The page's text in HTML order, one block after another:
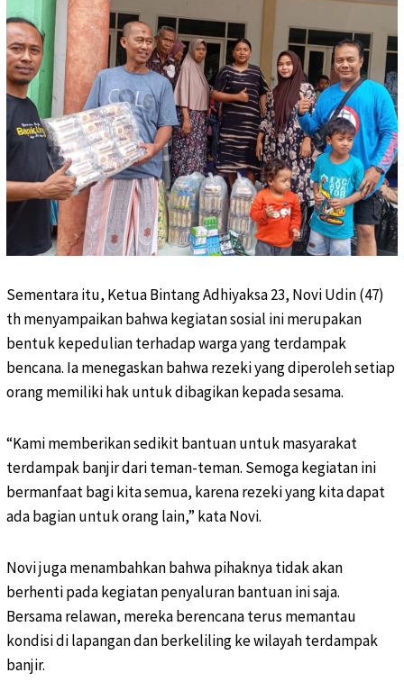
Sementara itu, Ketua Bintang Adhiyaksa 23, Novi Udin (47)
th menyampaikan bahwa kegiatan sosial ini merupakan
bentuk kepedulian terhadap warga yang terdampak
bencana. Ia menegaskan bahwa rezeki yang diperoleh setiap
orang memiliki hak untuk dibagikan kepada sesama.
“Kami memberikan sedikit bantuan untuk masyarakat
terdampak banjir dari teman-teman. Semoga kegiatan ini
bermanfaat bagi kita semua, karena rezeki yang kita dapat
ada bagian untuk orang lain,” kata Novi.
Novi juga menambahkan bahwa pihaknya tidak akan
berhenti pada kegiatan penyaluran bantuan ini saja.
Bersama relawan, mereka berencana terus memantau
kondisi di lapangan dan berkeliling ke wilayah terdampak
banjir.